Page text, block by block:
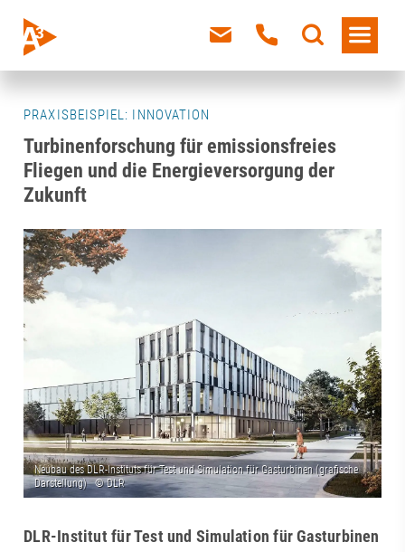
PRAXISBEISPIEL: INNOVATION
Turbinenforschung für emissionsfreies
Fliegen und die Energieversorgung der
Zukunft
DLR-Institut für Test und Simulation für Gasturbinen